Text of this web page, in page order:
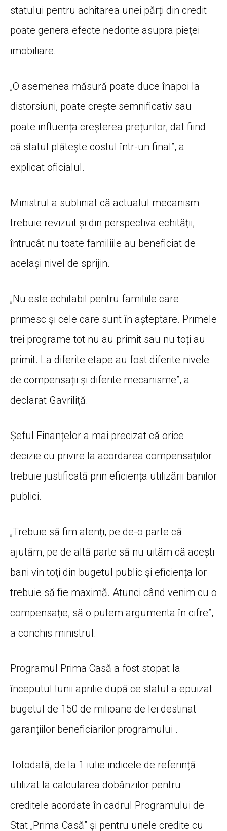
statului pentru achitarea unei părți din credit
poate genera efecte nedorite asupra pieței
imobiliare.
„O asemenea măsură poate duce înapoi la
distorsiuni, poate crește semnificativ sau
poate influența creșterea prețurilor, dat fiind
că statul plătește costul într-un final”, a
explicat oficialul.
Ministrul a subliniat că actualul mecanism
trebuie revizuit și din perspectiva echității,
întrucât nu toate familiile au beneficiat de
același nivel de sprijin.
„Nu este echitabil pentru familiile care
primesc și cele care sunt în așteptare. Primele
trei programe tot nu au primit sau nu toți au
primit. La diferite etape au fost diferite nivele
de compensații și diferite mecanisme”, a
declarat Gavriliță.
Șeful Finanțelor a mai precizat că orice
decizie cu privire la acordarea compensațiilor
trebuie justificată prin eficiența utilizării banilor
publici.
„Trebuie să fim atenți, pe de-o parte că
ajutăm, pe de altă parte să nu uităm că acești
bani vin toți din bugetul public și eficiența lor
trebuie să fie maximă. Atunci când venim cu o
compensație, să o putem argumenta în cifre”,
a conchis ministrul.
Programul Prima Casă a fost stopat la
începutul lunii aprilie după ce statul a epuizat
bugetul de 150 de milioane de lei destinat
garanțiilor beneficiarilor programului .
Totodată, de la 1 iulie indicele de referință
utilizat la calcularea dobânzilor pentru
creditele acordate în cadrul Programului de
Stat „Prima Casă” și pentru unele credite cu